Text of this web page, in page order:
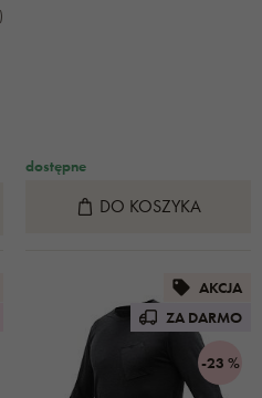
dostępne
DO KOSZYKA
AKCJA
ZA DARMO
-23 %